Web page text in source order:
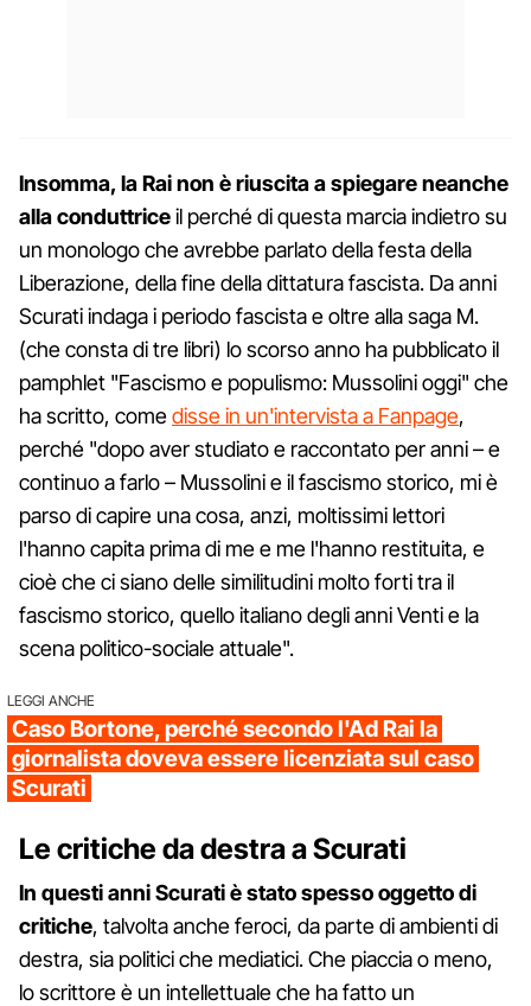
Insomma, la Rai non è riuscita a spiegare neanche
alla conduttriceil perché di questa marcia indietro su
un monologo che avrebbe parlato della festa della
Liberazione, della fine della dittatura fascista. Da anni
Scurati indaga i periodo fascista e oltre alla saga M.
(che consta di tre libri) lo scorso anno ha pubblicato il
pamphlet "Fascismo e populismo: Mussolini oggi" che
ha scritto, comedisse in un'intervista a Fanpage,
perché "dopo aver studiato e raccontato per anni – e
continuo a farlo – Mussolini e il fascismo storico, mi è
parso di capire una cosa, anzi, moltissimi lettori
l'hanno capita prima di me e me l'hanno restituita, e
cioè che ci siano delle similitudini molto forti tra il
fascismo storico, quello italiano degli anni Venti e la
scena politico-sociale attuale".
LEGGI ANCHE
Caso Bortone, perché secondo l'Ad Rai la
giornalista doveva essere licenziata sul caso
Scurati
Le critiche da destra a Scurati
In questi anni Scurati è stato spesso oggetto di
critiche, talvolta anche feroci, da parte di ambienti di
destra, sia politici che mediatici. Che piaccia o meno,
lo scrittore è un intellettuale che ha fatto un